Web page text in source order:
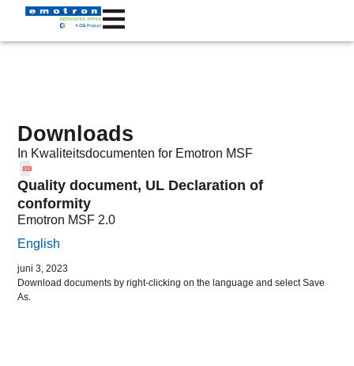
Downloads
In Kwaliteitsdocumenten for Emotron MSF
Quality document, UL Declaration of
conformity
Emotron MSF 2.0
English
juni 3, 2023
Download documents by right-clicking on the language and select Save
As.